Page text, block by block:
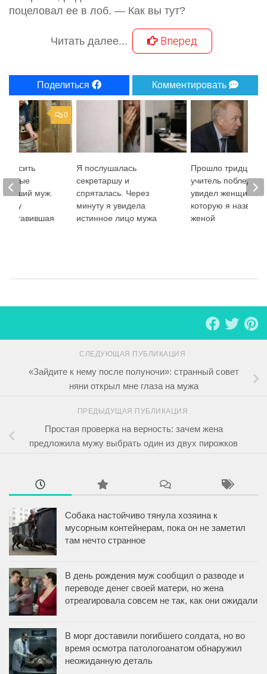
поцеловал ее в лоб. — Как вы тут?
Читать далее... Вперед
Поделиться Комментировать
Я послушалась
секретаршу и
спряталась. Через
минуту я увидела
истинное лицо мужа
Прошло тридцать
учитель
увидел женщину,
которую я назвал
женой
0
бывший муж.
полу
заставившая
СЛЕДУЮЩАЯ ПУБЛИКАЦИЯ
«Зайдите к нему после полуночи»: странный совет
няни открыл мне глаза на мужа
ПРЕДЫДУЩАЯ ПУБЛИКАЦИЯ
Простая проверка на верность: зачем жена
предложила мужу выбрать один из двух пирожков
Собака настойчиво тянула хозяина к
мусорным контейнерам, пока он не заметил
там нечто странное
В день рождения муж сообщил о разводе и
переводе денег своей матери, но жена
отреагировала совсем не так, как они ожидали
В морг доставили погибшего солдата, но во
время осмотра патологоанатом обнаружил
неожиданную деталь